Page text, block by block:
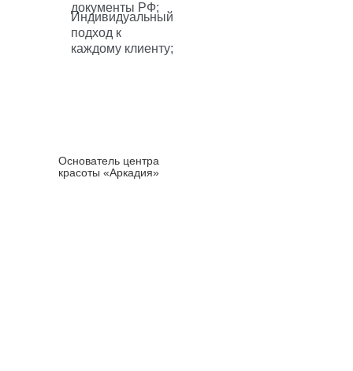
Основатель центра
красоты «Аркадия»
документы РФ;
Индивидуальный
подход к
каждому клиенту;